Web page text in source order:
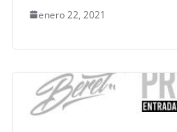
enero 22, 2021